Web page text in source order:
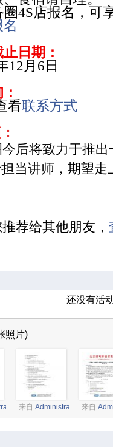
圈4S店报名，可
日期：
12 月 6 日
看联系方式
后将致力于推出
当讲师，期望
荐给其他朋友，
还没有活
照片)
来自 Administrator 来自